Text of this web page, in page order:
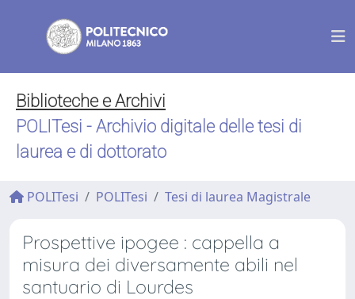
Biblioteche e Archivi
POLITesi - Archivio digitale delle tesi di
laurea e di dottorato
POLITesi POLITesi Tesi di laurea Magistrale
Prospettive ipogee : cappella a
misura dei diversamente abili nel
santuario di Lourdes